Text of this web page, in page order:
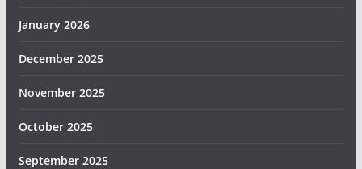
January 2026
December 2025
November 2025
October 2025
September 2025